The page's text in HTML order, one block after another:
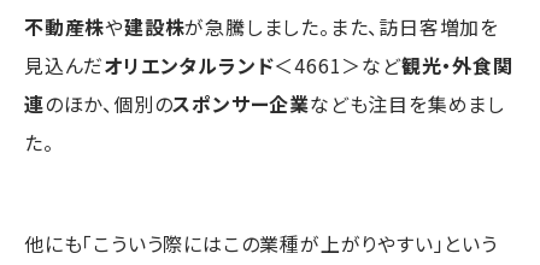
不動産株や建設株が急騰しました。また、訪日客増加を
見込んだオリエンタルランド＜4661＞など観光・外食関
連のほか、個別のスポンサー企業なども注目を集めまし
た。
他にも「こういう際にはこの業種が上がりやすい」という